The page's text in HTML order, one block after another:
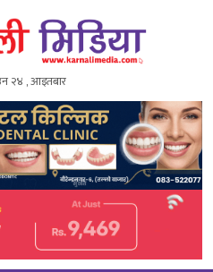
२४ , आइतबार